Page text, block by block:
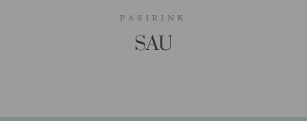
PASIRINK
SAU